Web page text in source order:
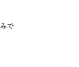
で